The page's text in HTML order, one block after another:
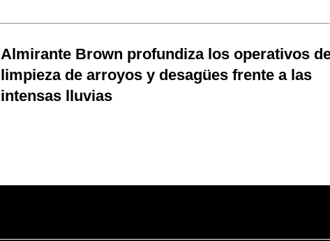
Almirante Brown profundiza los operativos
limpieza de arroyos y desagües frente a las
intensas lluvias